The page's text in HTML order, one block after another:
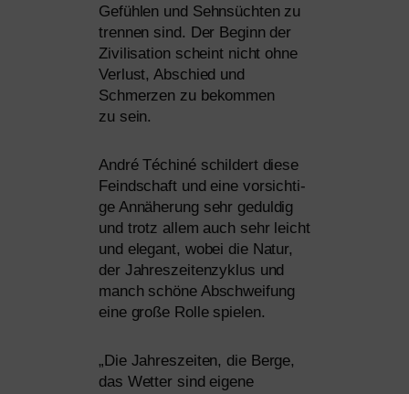
Gefühlen und Sehnsüchten zu
tren­nen sind. Der Beginn der
Zivilisation scheint nicht ohne
Verlust, Abschied und
Schmerzen zu bekom­men
zu sein.
André Téchiné schil­dert die­se
Feindschaft und eine vor­sich­ti­
ge Annäherung sehr gedul­dig
und trotz allem auch sehr leicht
und ele­gant, wobei die Natur,
der Jahreszeitenzyklus und
manch schö­ne Abschweifung
eine gro­ße Rolle spielen.
„Die Jahreszeiten, die Berge,
das Wetter sind eige­ne